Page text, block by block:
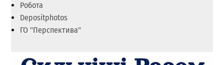
Робота
Depositphotos
ГО "Перспектива"